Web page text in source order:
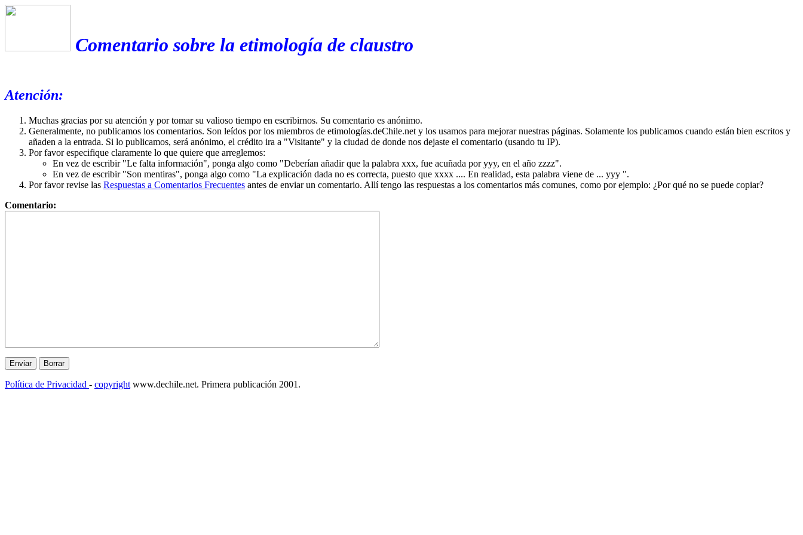
Comentario sobre la etimología de claustro
Atención:
Muchas gracias por su atención y por tomar su valioso tiempo en escribirnos. Su comentario es anónimo.
Generalmente, no publicamos los comentarios. Son leídos por los miembros de etimologías.deChile.net y los usamos para mejorar nuestras páginas. Solamente los publicamos cuando están bien escritos y
añaden a la entrada. Si lo publicamos, será anónimo, el crédito ira a "Visitante" y la ciudad de donde nos dejaste el comentario (usando tu IP).
Por favor especifique claramente lo que quiere que arreglemos:
En vez de escribir "Le falta información", ponga algo como "Deberían añadir que la palabra xxx, fue acuñada por yyy, en el año zzzz".
En vez de escribir "Son mentiras", ponga algo como "La explicación dada no es correcta, puesto que xxxx .... En realidad, esta palabra viene de ... yyy ".
Por favor revise las Respuestas a Comentarios Frecuentes antes de enviar un comentario. Allí tengo las respuestas a los comentarios más comunes, como por ejemplo: ¿Por qué no se puede copiar?
Comentario:
Política de Privacidad - copyright www.dechile.net. Primera publicación 2001.